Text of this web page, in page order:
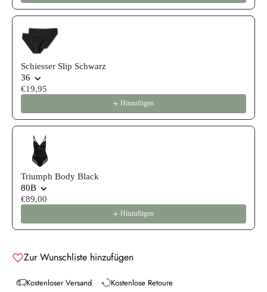
Schiesser Slip Schwarz
36
€19,95
Hinzufügen
Triumph Body Black
80B
€89,00
Hinzufügen
Zur Wunschliste hinzufügen
Kostenloser Versand Kostenlose Retoure